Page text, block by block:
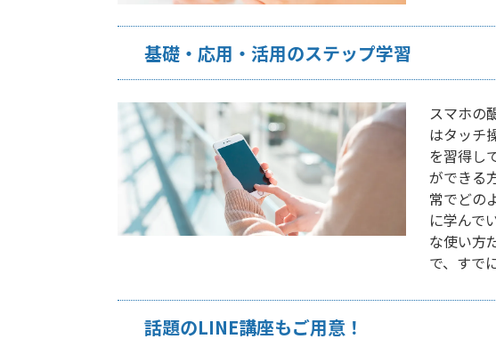
基礎・応用・活用のステップ学習
スマホの
はタッチ
を習得し
ができる
常でどの
に学んで
な使い方
で、すで
話題のLINE講座もご用意！